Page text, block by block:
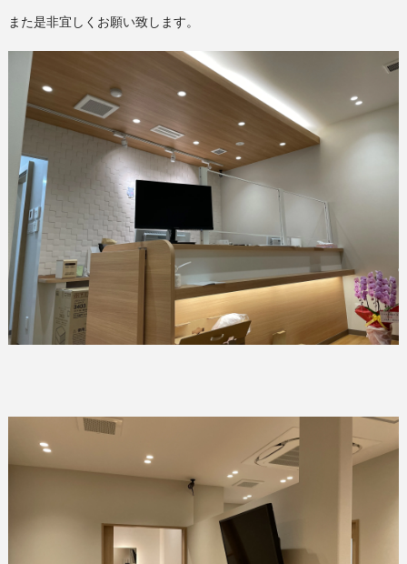
また是非宜しくお願い致します。